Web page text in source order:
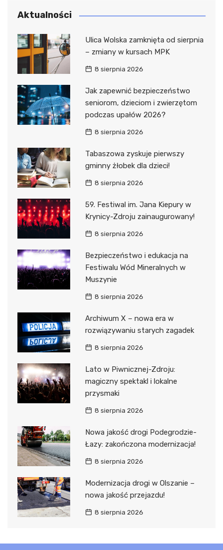
Aktualności
Ulica Wolska zamknięta od sierpnia
– zmiany w kursach MPK
8 sierpnia 2026
Jak zapewnić bezpieczeństwo
seniorom, dzieciom i zwierzętom
podczas upałów 2026?
8 sierpnia 2026
Tabaszowa zyskuje pierwszy
gminny żłobek dla dzieci!
8 sierpnia 2026
59. Festiwal im. Jana Kiepury w
Krynicy-Zdroju zainaugurowany!
8 sierpnia 2026
Bezpieczeństwo i edukacja na
Festiwalu Wód Mineralnych w
Muszynie
8 sierpnia 2026
Archiwum X – nowa era w
rozwiązywaniu starych zagadek
8 sierpnia 2026
Lato w Piwnicznej-Zdroju:
magiczny spektakl i lokalne
przysmaki
8 sierpnia 2026
Nowa jakość drogi Podegrodzie-
Łazy: zakończona modernizacja!
8 sierpnia 2026
Modernizacja drogi w Olszanie –
nowa jakość przejazdu!
8 sierpnia 2026